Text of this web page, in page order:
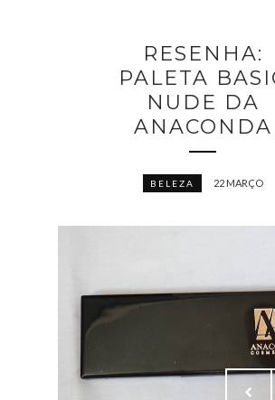
RESENHA:
PALETA
NUDE DA
ANACONDA
BELEZA 22 MARÇO